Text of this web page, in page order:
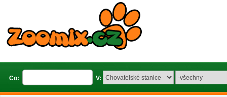
Co: V: